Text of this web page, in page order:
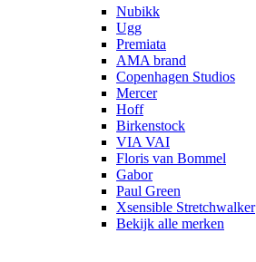
Nubikk
Ugg
Premiata
AMA brand
Copenhagen Studios
Mercer
Hoff
Birkenstock
VIA VAI
Floris van Bommel
Gabor
Paul Green
Xsensible Stretchwalker
Bekijk alle merken